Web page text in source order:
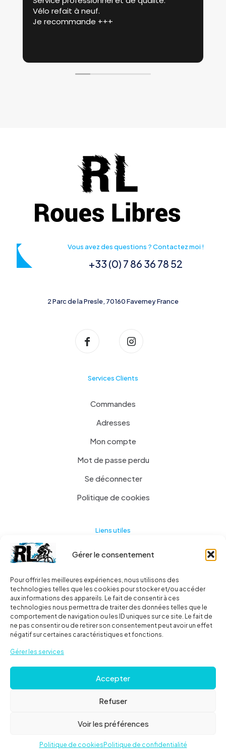
Gérer le consentement
Pour offrir les meilleures expériences, nous utilisons des
technologies telles que les cookies pour stocker et/ou accéder
aux informations des appareils. Le fait de consentir à ces
technologies nous permettra de traiter des données telles que le
comportement de navigation ou les ID uniques sur ce site. Le fait de
ne pas consentir ou de retirer son consentement peut avoir un effet
négatif sur certaines caractéristiques et fonctions.
Gérer les services
Accepter
Refuser
Voir les préférences
Politique de cookies Politique de confidentialité
Vélo refait à neuf.
Je recommande +++
Vous avez des questions ? Contactez moi !
+33 (0) 7 86 36 78 52
2 Parc de la Presle, 70160 Faverney France
Services Clients
Commandes
Adresses
Mon compte
Mot de passe perdu
Se déconnecter
Politique de cookies
Liens utiles
Actualités
A propos
Contact
Ma liste
FAQ
Roues libres| Tous droits réservés |